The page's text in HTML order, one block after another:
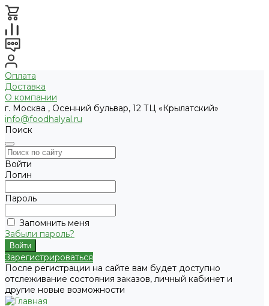
Оплата
Доставка
О компании
г. Москва , Осенний бульвар, 12 ТЦ «Крылатский»
info@foodhalyal.ru
Поиск
Войти
Логин
Пароль
Запомнить меня
Забыли пароль?
Зарегистрироваться
После регистрации на сайте вам будет доступно
отслеживание состояния заказов, личный кабинет и
другие новые возможности